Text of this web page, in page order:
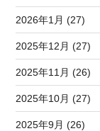
2026年1月 (27)
2025年12月 (27)
2025年11月 (26)
2025年10月 (27)
2025年9月 (26)